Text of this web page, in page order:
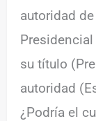
autoridad
su título
autoridad
¿Podría el